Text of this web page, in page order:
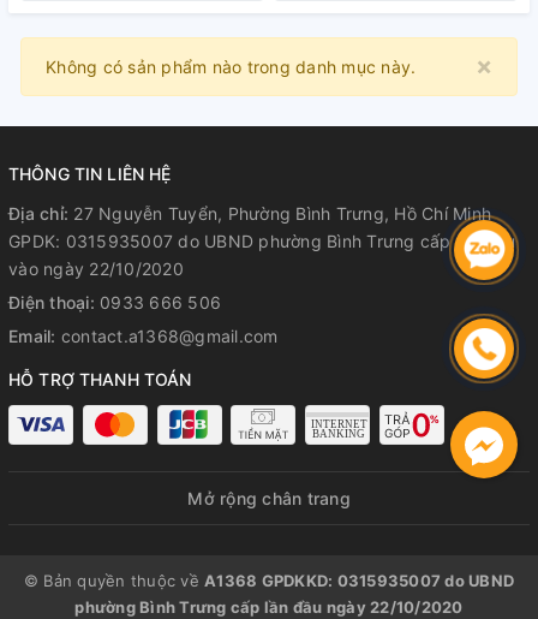
×
Không có sản phẩm nào trong danh mục này.
THÔNG TIN LIÊN HỆ
Địa chỉ: 27 Nguyễn Tuyển, Phường Bình Trưng, Hồ Chí Minh
GPDK: 0315935007 do UBND phường Bình Trưng cấp lần đầu
vào ngày 22/10/2020
Điện thoại: 0933 666 506
Email: contact.a1368@gmail.com
HỖ TRỢ THANH TOÁN
Mở rộng chân trang
© Bản quyền thuộc về A1368 GPDKKD: 0315935007 do UBND
phường Bình Trưng cấp lần đầu ngày 22/10/2020